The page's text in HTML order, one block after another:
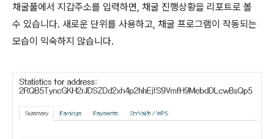
채굴풀에서 지갑주소를 입력하면, 채굴 진행상황을 리포트로 볼
수 있습니다. 새로운 단위를 사용하고, 채굴 프로그램이 작동되는
모습이 익숙하지 않습니다.